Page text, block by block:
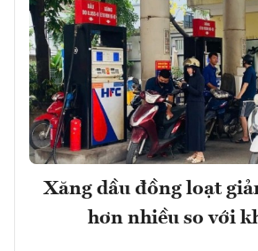
Xăng dầu đồng loạt
hơn nhiều so với